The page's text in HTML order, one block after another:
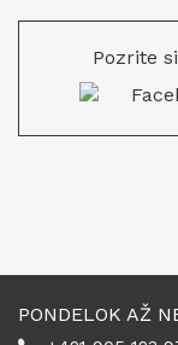
Pozrite
PONDELOK AŽ